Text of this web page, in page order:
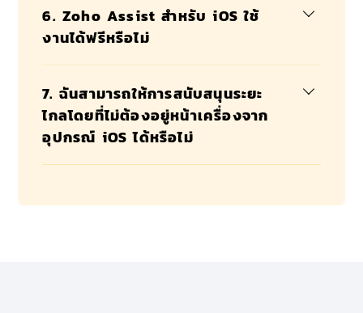
6. Zoho Assist สำหรับ iOS ใช้
งานได้ฟรีหรือไม่
7. ฉันสามารถให้การสนับสนุนระยะ
ไกลโดยที่ไม่ต้องอยู่หน้าเครื่องจาก
อุปกรณ์ iOS ได้หรือไม่